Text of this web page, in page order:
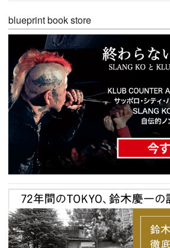
blueprint book store